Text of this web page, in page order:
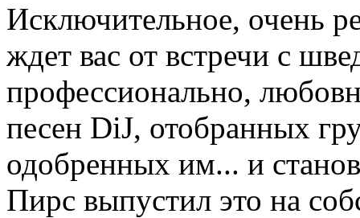
Исключительное, очень
ждет вас от встречи с
профессионально,
песен DiJ, отобранных
одобренных им... и
Пирс выпустил это на